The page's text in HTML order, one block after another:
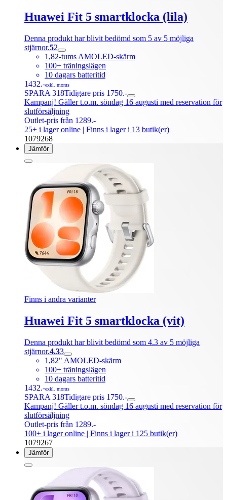
Huawei Fit 5 smartklocka (lila)
Denna produkt har blivit bedömd som 5 av 5 möjliga
stjärnor.52
1,82-tums AMOLED-skärm
100+ träningslägen
10 dagars batteritid
1432.-exkl. moms
SPARA 318Tidigare pris 1750.-
Kampanj! Gäller t.o.m. söndag 16 augusti med reservation för
slutförsäljning
Outlet-pris från 1289.-
25+ i lager online | Finns i lager i 13 butik(er)
1079268
Jämför
Finns i andra varianter
Huawei Fit 5 smartklocka (vit)
Denna produkt har blivit bedömd som 4.3 av 5 möjliga
stjärnor.4.33
1,82" AMOLED-skärm
100+ träningslägen
10 dagars batteritid
1432.-exkl. moms
SPARA 318Tidigare pris 1750.-
Kampanj! Gäller t.o.m. söndag 16 augusti med reservation för
slutförsäljning
Outlet-pris från 1289.-
100+ i lager online | Finns i lager i 125 butik(er)
1079267
Jämför